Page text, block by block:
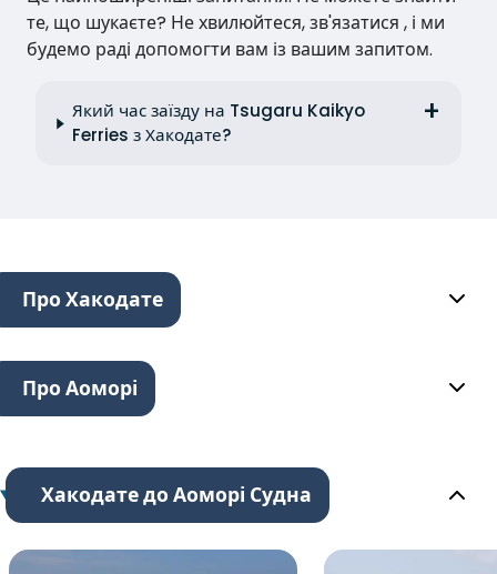
те, що шукаєте? Не хвилюйтеся, зв'язатися , і ми
будемо раді допомогти вам із вашим запитом.
Який час заїзду на Tsugaru Kaikyo
Ferries з Хакодате?
Про Хакодате
Про Аоморі
Хакодате до Аоморі Судна